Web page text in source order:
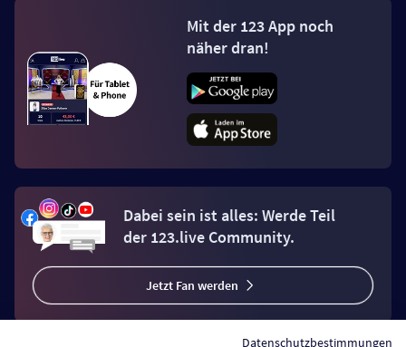
Mit der 123 App noch
näher dran!
Dabei sein ist alles: Werde Teil
der 123.live Community.
Jetzt Fan werden
Datenschutzbestimmungen